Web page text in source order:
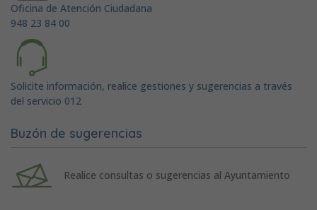
Oficina de Atención Ciudadana
948 23 84 00
Solicite información, realice gestiones y sugerencias a través
del servicio 012
Buzón de sugerencias
Realice consultas o sugerencias al Ayuntamiento